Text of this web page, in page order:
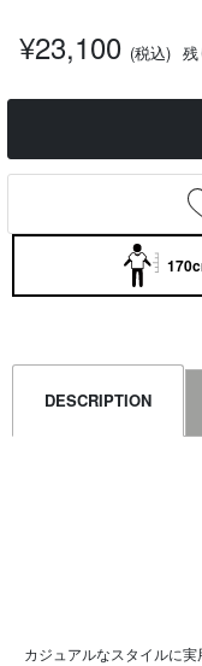
¥23,100 (税込) 残
DESCRIPTION
カジュアルなスタイルに実